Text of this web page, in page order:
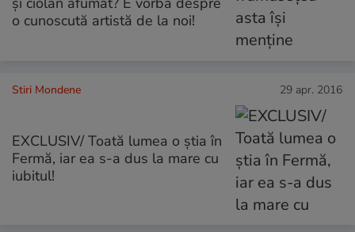
o cunoscută artistă de la noi!
Stiri Mondene 29 apr. 2016
EXCLUSIV/ Toată lumea o știa în
Fermă, iar ea s-a dus la mare cu
iubitul!